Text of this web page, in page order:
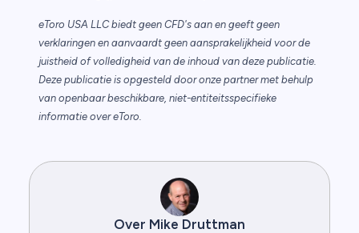
eToro USA LLC biedt geen CFD's aan en geeft geen
verklaringen en aanvaardt geen aansprakelijkheid voor de
juistheid of volledigheid van de inhoud van deze publicatie.
Deze publicatie is opgesteld door onze partner met behulp
van openbaar beschikbare, niet-entiteitsspecifieke
informatie over eToro.
Over Mike Druttman